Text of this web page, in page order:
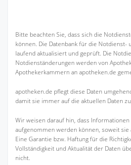
Bitte beachten Sie, dass sich die
können. Die Datenbank für die Notdienst-
laufend aktualisiert und geprüft. Die
Notdienständerungen werden von
Apothekerkammern an apotheken.de
apotheken.de pflegt diese Daten
damit sie immer auf die aktuellen Daten
Wir weisen darauf hin, dass
aufgenommen werden können, soweit
Eine Garantie bzw. Haftung für die
Vollständigkeit und Aktualität der Daten
nicht.